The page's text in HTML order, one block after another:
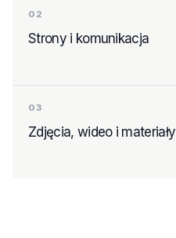
02
Strony i komunikacja
03
Zdjęcia, wideo i materiały